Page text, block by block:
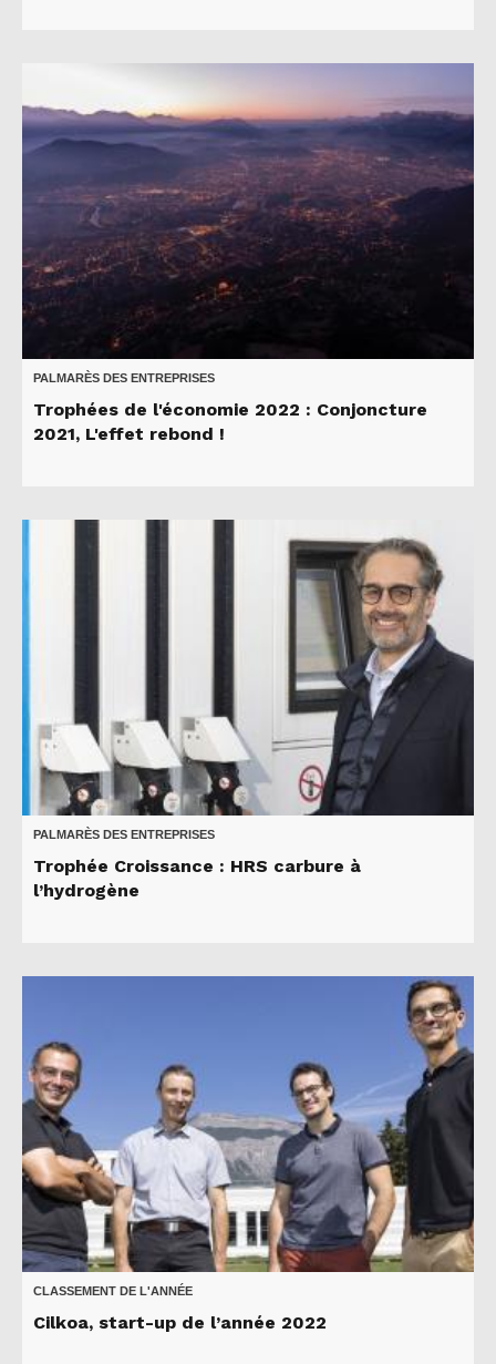
PALMARÈS DES ENTREPRISES
Trophées de l'économie 2022 : Conjoncture
2021, L'effet rebond !
PALMARÈS DES ENTREPRISES
Trophée Croissance : HRS carbure à
l’hydrogène
CLASSEMENT DE L'ANNÉE
Cilkoa, start-up de l’année 2022